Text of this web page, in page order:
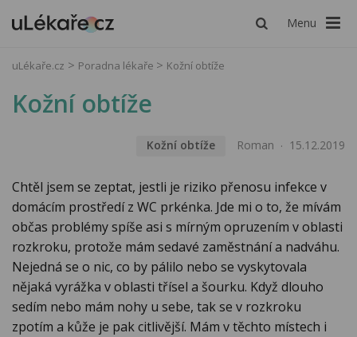
Menu
uLékaře.cz Poradna lékaře Kožní obtíže
Kožní obtíže
Kožní obtíže Roman 15.12.2019
Chtěl jsem se zeptat, jestli je riziko přenosu infekce v
domácím prostředí z WC prkénka. Jde mi o to, že mívám
občas problémy spíše asi s mírným opruzením v oblasti
rozkroku, protože mám sedavé zaměstnání a nadváhu.
Nejedná se o nic, co by pálilo nebo se vyskytovala
nějaká vyrážka v oblasti třísel a šourku. Když dlouho
sedím nebo mám nohy u sebe, tak se v rozkroku
zpotím a kůže je pak citlivější. Mám v těchto místech i